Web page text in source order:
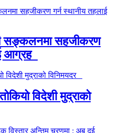
सङ्कलनमा सहजीकरण
आग्रह
विदेशी मुद्राको